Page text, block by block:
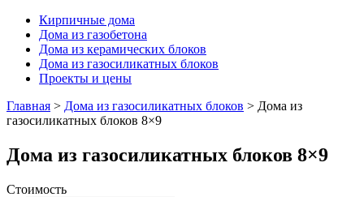
Кирпичные дома
Дома из газобетона
Дома из керамических блоков
Дома из газосиликатных блоков
Проекты и цены
Главная > Дома из газосиликатных блоков > Дома из
газосиликатных блоков 8×9
Дома из газосиликатных блоков 8×9
Стоимость